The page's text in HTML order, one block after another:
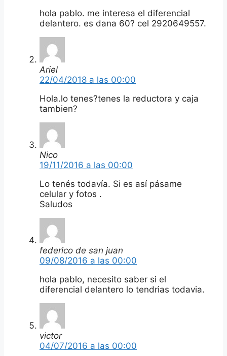
hola pablo. me interesa el diferencial
delantero. es dana 60? cel 2920649557.
Ariel
22/04/2018 a las 00:00
Hola.lo tenes?tenes la reductora y caja
tambien?
Nico
19/11/2016 a las 00:00
Lo tenés todavía. Si es así pásame
celular y fotos .
Saludos
federico de san juan
09/08/2016 a las 00:00
hola pablo, necesito saber si el
diferencial delantero lo tendrias todavia.
victor
04/07/2016 a las 00:00